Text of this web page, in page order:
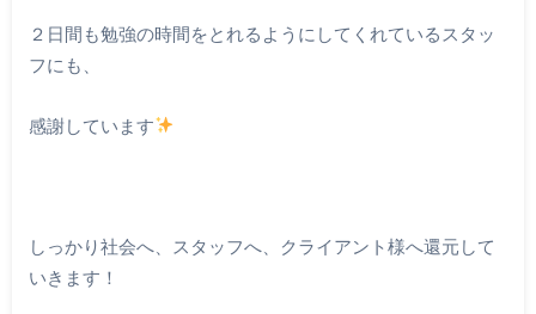
２日間も勉強の時間をとれるようにしてくれているスタッ
フにも、
感謝しています
しっかり社会へ、スタッフへ、クライアント様へ還元して
いきます！